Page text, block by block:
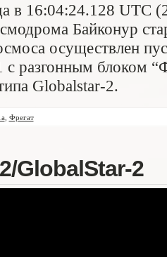
в 16:04:24.128
Байконур
осуществлен
разгонным блоком
Globalstar-2.
, Фрегат
GlobalStar-2